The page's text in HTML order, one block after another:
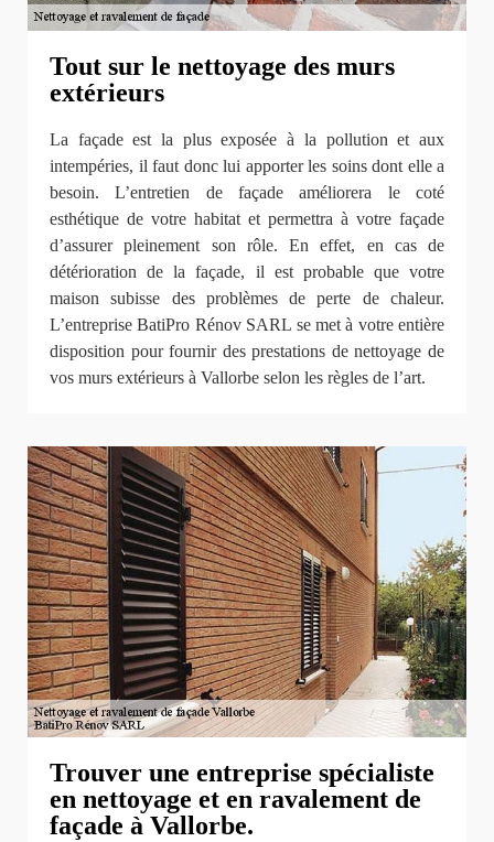
Tout sur le nettoyage des murs
extérieurs
La façade est la plus exposée à la pollution et aux
intempéries, il faut donc lui apporter les soins dont elle a
besoin. L’entretien de façade améliorera le coté
esthétique de votre habitat et permettra à votre façade
d’assurer pleinement son rôle. En effet, en cas de
détérioration de la façade, il est probable que votre
maison subisse des problèmes de perte de chaleur.
L’entreprise BatiPro Rénov SARL se met à votre entière
disposition pour fournir des prestations de nettoyage de
vos murs extérieurs à Vallorbe selon les règles de l’art.
Trouver une entreprise spécialiste
en nettoyage et en ravalement de
façade à Vallorbe.